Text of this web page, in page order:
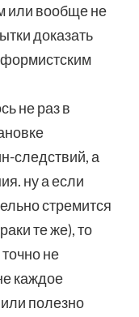
или вообще не
доказать
не раз в
следствий, а
ну а если
стремится
те же), то
не
каждое
полезно